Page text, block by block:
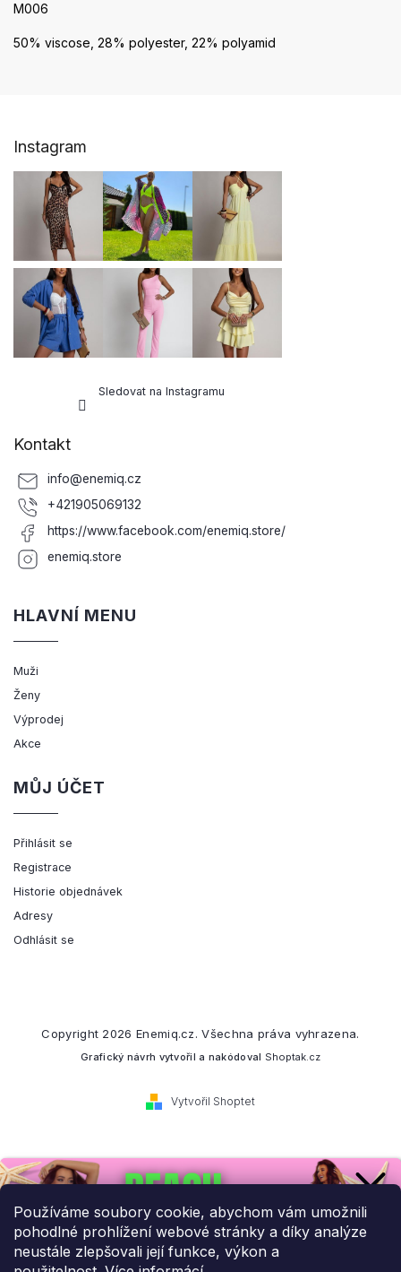
Používáme soubory cookie, abychom vám umožnili
pohodlné prohlížení webové stránky a díky analýze
neustále zlepšovali její funkce, výkon a
M006
50% viscose, 28% polyester, 22% polyamid
Instagram
Sledovat na Instagramu
Kontakt
info@enemiq.cz
+421905069132
https://www.facebook.com/enemiq.store/
enemiq.store
HLAVNÍ MENU
Muži
Ženy
Výprodej
Akce
MŮJ ÚČET
Přihlásit se
Registrace
Historie objednávek
Adresy
Odhlásit se
Vytvořil Shoptet
Copyright 2026 Enemiq.cz. Všechna práva vyhrazena.
Grafický návrh vytvořil a nakódoval Shoptak.cz
Přihlaste se k našemu
newsletteru.
Budeme vám posílat informace o našich novinkách a slevových
akcích.